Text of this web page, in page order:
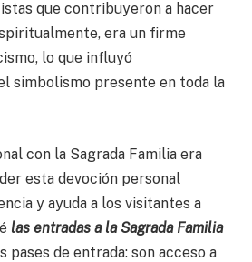
que contribuyeron a hacer
era un firme
lo que influyó
simbolismo presente en toda la
con la Sagrada Familia era
esta devoción personal
y ayuda a los visitantes a
las entradas a la Sagrada Familia
pases de entrada: son acceso a